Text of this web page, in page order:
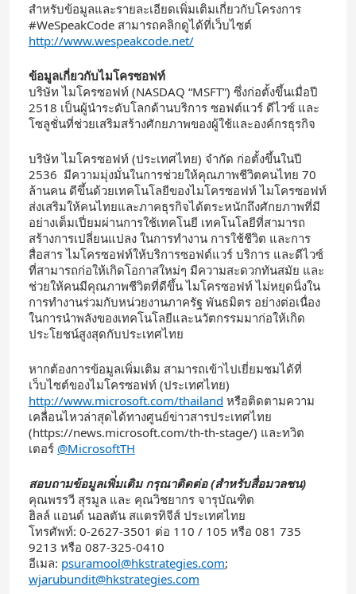
สำหรับข้อมูลและรายละเอียดเพิ่มเติมเกี่ยวกับโครงการ
#WeSpeakCode สามารถคลิกดูได้ที่เว็บไซต์
http://www.wespeakcode.net/
ข้อมูลเกี่ยวกับไมโครซอฟท์
บริษัท ไมโครซอฟท์ (NASDAQ “MSFT”) ซึ่งก่อตั้งขึ้นเมื่อปี
2518 เป็นผู้นำระดับโลกด้านบริการ ซอฟต์แวร์ ดีไวซ์ และ
โซลูชั่นที่ช่วยเสริมสร้างศักยภาพของผู้ใช้และองค์กรธุรกิจ
บริษัท ไมโครซอฟท์ (ประเทศไทย) จำกัด ก่อตั้งขึ้นในปี
2536 มีความมุ่งมั่นในการช่วยให้คุณภาพชีวิตคนไทย 70
ล้านคน ดีขึ้นด้วยเทคโนโลยีของไมโครซอฟท์ ไมโครซอฟท์
ส่งเสริมให้คนไทยและภาคธุรกิจได้ตระหนักถึงศักยภาพที่มี
อย่างเต็มเปี่ยมผ่านการใช้เทคโนยี เทคโนโลยีที่สามารถ
สร้างการเปลี่ยนแปลง ในการทำงาน การใช้ชีวิต และการ
สื่อสาร ไมโครซอฟท์ให้บริการซอฟต์แวร์ บริการ และดีไวซ์
ที่สามารถก่อให้เกิดโอกาสใหม่ๆ มีความสะดวกทันสมัย และ
ช่วยให้คนมีคุณภาพชีวิตที่ดีขึ้น ไมโครซอฟท์ ไม่หยุดนิ่งใน
การทำงานร่วมกับหน่วยงานภาครัฐ พันธมิตร อย่างต่อเนื่อง
ในการนำพลังของเทคโนโลยีและนวัตกรรมมาก่อให้เกิด
ประโยชน์สูงสุดกับประเทศไทย
หากต้องการข้อมูลเพิ่มเติม สามารถเข้าไปเยี่ยมชมได้ที่
เว็บไซต์ของไมโครซอฟท์ (ประเทศไทย)
http://www.microsoft.com/thailand หรือติดตามความ
เคลื่อนไหวล่าสุดได้ทางศูนย์ข่าวสารประเทศไทย
(https://news.microsoft.com/th-th-stage/) และทวิต
เตอร์ @MicrosoftTH
สอบถามข้อมูลเพิ่มเติม กรุณาติดต่อ (สำหรับสื่อมวลชน)
คุณพรรวี สุรมูล และ คุณวิชยากร จารุบัณฑิต
ฮิลล์ แอนด์ นอลตัน สแตรทิจีส์ ประเทศไทย
โทรศัพท์: 0-2627-3501 ต่อ 110 / 105 หรือ 081 735
9213 หรือ 087-325-0410
อีเมล: psuramool@hkstrategies.com;
wjarubundit@hkstrategies.com